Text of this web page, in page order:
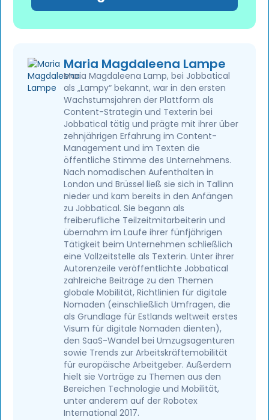
Maria Magdaleena Lampe
Maria Magdaleena Lamp, bei Jobbatical
als „Lampy“ bekannt, war in den ersten
Wachstumsjahren der Plattform als
Content-Strategin und Texterin bei
Jobbatical tätig und prägte mit ihrer über
zehnjährigen Erfahrung im Content-
Management und im Texten die
öffentliche Stimme des Unternehmens.
Nach nomadischen Aufenthalten in
London und Brüssel ließ sie sich in Tallinn
nieder und kam bereits in den Anfängen
zu Jobbatical. Sie begann als
freiberufliche Teilzeitmitarbeiterin und
übernahm im Laufe ihrer fünfjährigen
Tätigkeit beim Unternehmen schließlich
eine Vollzeitstelle als Texterin. Unter ihrer
Autorenzeile veröffentlichte Jobbatical
zahlreiche Beiträge zu den Themen
globale Mobilität, Richtlinien für digitale
Nomaden (einschließlich Umfragen, die
als Grundlage für Estlands weltweit erstes
Visum für digitale Nomaden dienten),
den SaaS-Wandel bei Umzugsagenturen
sowie Trends zur Arbeitskräftemobilität
für europäische Arbeitgeber. Außerdem
hielt sie Vorträge zu Themen aus den
Bereichen Technologie und Mobilität,
unter anderem auf der Robotex
International 2017.